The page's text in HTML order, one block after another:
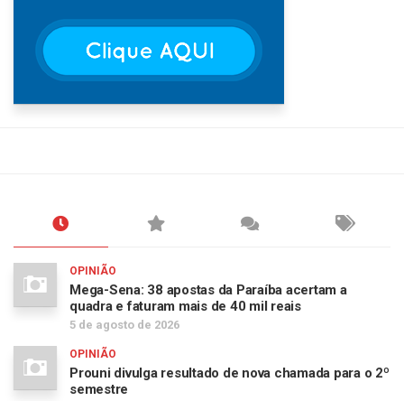
OPINIÃO
Mega-Sena: 38 apostas da Paraíba acertam a
quadra e faturam mais de 40 mil reais
5 de agosto de 2026
OPINIÃO
Prouni divulga resultado de nova chamada para o 2º
semestre